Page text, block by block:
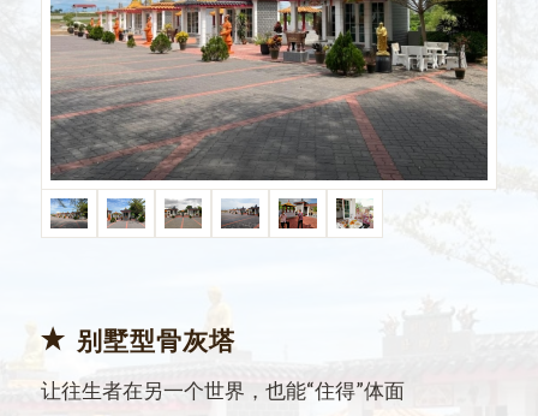
别墅型骨灰塔
让往生者在另一个世界，也能“住得”体面